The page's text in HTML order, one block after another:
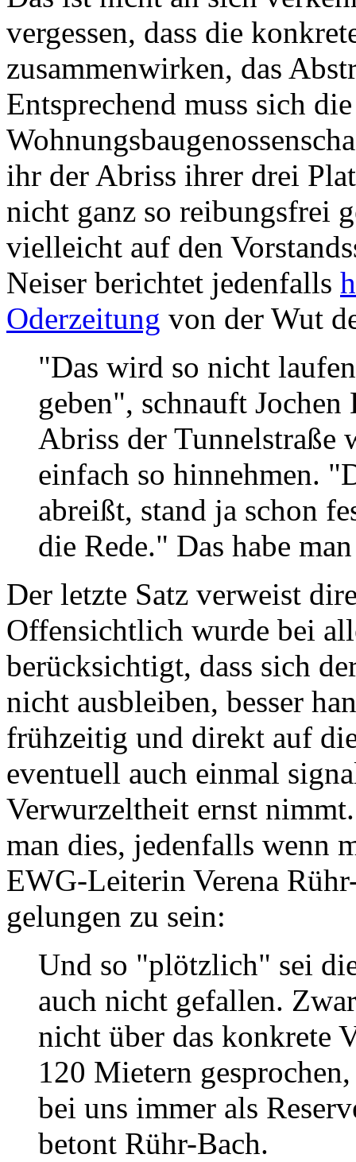
vergessen, dass die
zusammenwirken, das
Entsprechend muss sich
ihr der Abriss ihrer drei
nicht ganz so reibungsfrei
vielleicht auf den
Neiser berichtet jedenfalls
Oderzeitung von der Wut
"Das wird so nicht
geben", schnauft
Abriss der
einfach so hinnehmen.
abreißt, stand ja schon
die Rede." Das habe
Der letzte Satz verweist
Offensichtlich wurde bei
berücksichtigt, dass sich
nicht ausbleiben, besser
frühzeitig und direkt auf
eventuell auch einmal
Verwurzeltheit ernst
man dies, jedenfalls wenn
EWG-Leiterin Verena
gelungen zu sein:
Und so "plötzlich" sei
auch nicht gefallen.
nicht über das konkrete
120 Mietern
bei uns immer als
betont Rühr-Bach.